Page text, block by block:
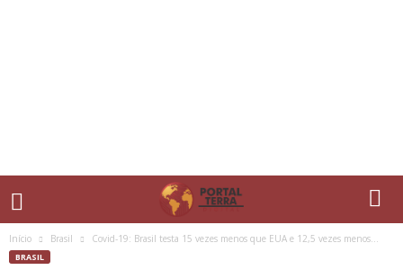
Início Brasil Covid-19: Brasil testa 15 vezes menos que EUA e 12,5 vezes menos...
BRASIL